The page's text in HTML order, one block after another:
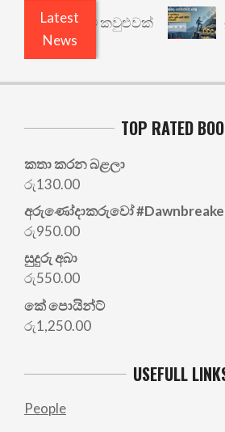
Latest
News
කවුළුවක් ශ්‍රී
TOP RATED
කතා කරන බළලා
රු130.00
අරු‍ණෝදාකරුවෝ
රු950.00
සුදුරු අබා
රු550.00
කේ පොයින්ට්
රු1,250.00
USEFULL
People